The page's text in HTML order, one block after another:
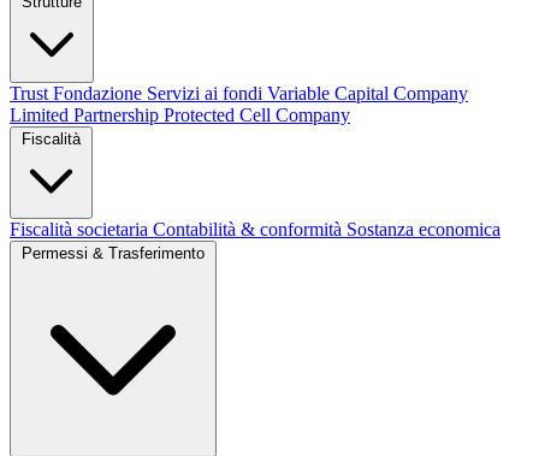
Trust Fondazione Servizi ai fondi Variable Capital Company
Limited Partnership Protected Cell Company
Fiscalità
Fiscalità societaria Contabilità & conformità Sostanza economica